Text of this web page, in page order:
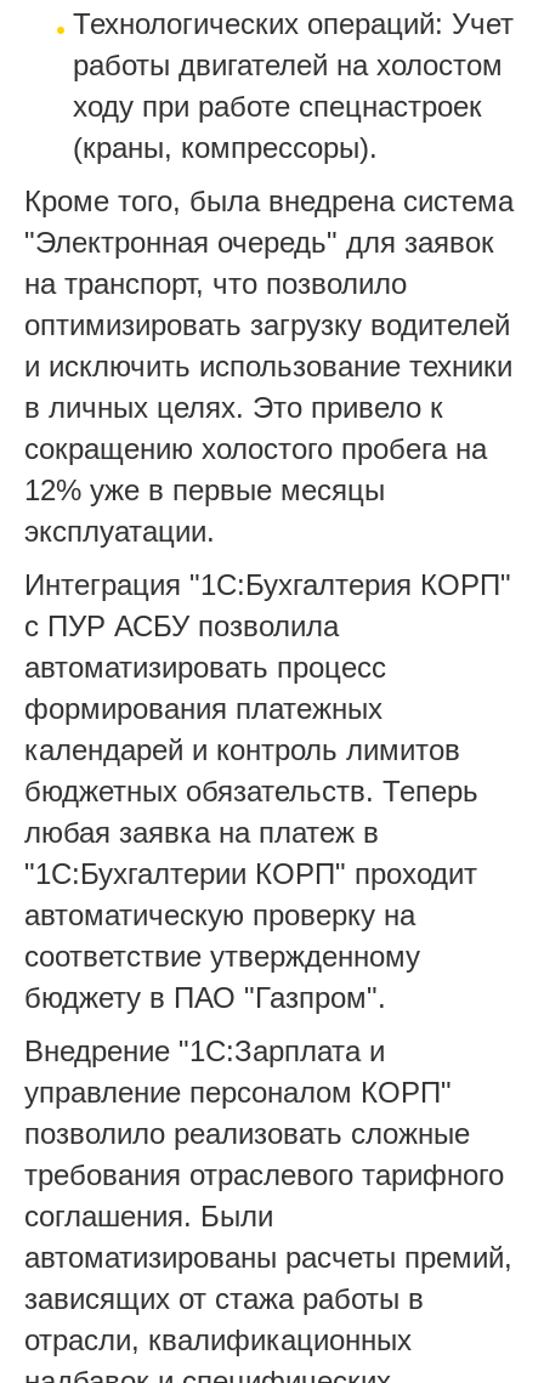
Технологических операций: Учет
работы двигателей на холостом
ходу при работе спецнастроек
(краны, компрессоры).
Кроме того, была внедрена система
"Электронная очередь" для заявок
на транспорт, что позволило
оптимизировать загрузку водителей
и исключить использование техники
в личных целях. Это привело к
сокращению холостого пробега на
12% уже в первые месяцы
эксплуатации.
Интеграция "1С:Бухгалтерия КОРП"
с ПУР АСБУ позволила
автоматизировать процесс
формирования платежных
календарей и контроль лимитов
бюджетных обязательств. Теперь
любая заявка на платеж в
"1С:Бухгалтерии КОРП" проходит
автоматическую проверку на
соответствие утвержденному
бюджету в ПАО "Газпром".
Внедрение "1С:Зарплата и
управление персоналом КОРП"
позволило реализовать сложные
требования отраслевого тарифного
соглашения. Были
автоматизированы расчеты премий,
зависящих от стажа работы в
отрасли, квалификационных